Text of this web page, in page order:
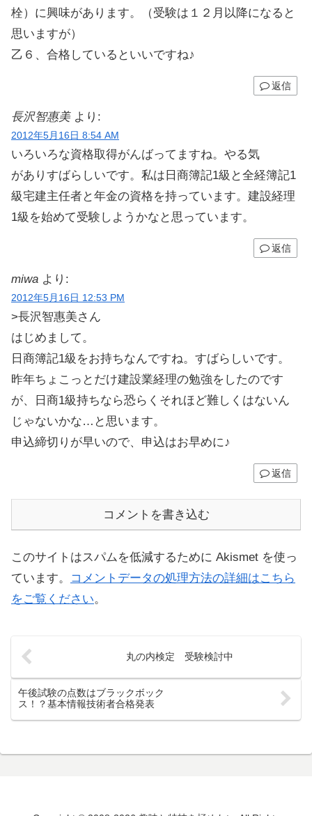
栓）に興味があります。（受験は１２月以降になると
思いますが）
乙６、合格しているといいですね♪
返信
長沢智惠美 より:
2012年5月16日 8:54 AM
いろいろな資格取得がんばってますね。やる気
がありすばらしいです。私は日商簿記1級と全経簿記1
級宅建主任者と年金の資格を持っています。建設経理
1級を始めて受験しようかなと思っています。
返信
miwa より:
2012年5月16日 12:53 PM
>長沢智惠美さん
はじめまして。
日商簿記1級をお持ちなんですね。すばらしいです。
昨年ちょこっとだけ建設業経理の勉強をしたのです
が、日商1級持ちなら恐らくそれほど難しくはないん
じゃないかな…と思います。
申込締切りが早いので、申込はお早めに♪
返信
コメントを書き込む
このサイトはスパムを低減するために Akismet を使っ
ています。
コメントデータの処理方法の詳細はこちら
をご覧ください。
丸の内検定 受験検討中
午後試験の点数はブラックボック
ス！？基本情報技術者合格発表